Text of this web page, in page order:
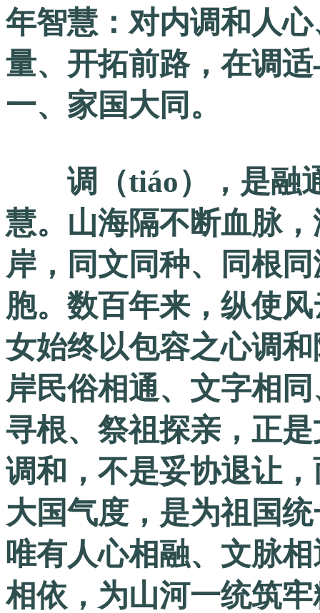
年智慧：对内调和人
量、开拓前路，在调
一、家国大同。
调（tiáo），是融通
慧。山海隔不断血脉
岸，同文同种、同根
胞。数百年来，纵使
女始终以包容之心调
岸民俗相通、文字相
寻根、祭祖探亲，正
调和，不是妥协退让
大国气度，是为祖国
唯有人心相融、文脉
相依，为山河一统筑